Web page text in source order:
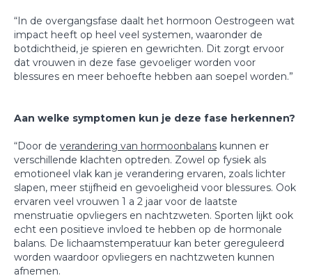
“In de overgangsfase daalt het hormoon Oestrogeen wat
impact heeft op heel veel systemen, waaronder de
botdichtheid, je spieren en gewrichten. Dit zorgt ervoor
dat vrouwen in deze fase gevoeliger worden voor
blessures en meer behoefte hebben aan soepel worden.”
Aan welke symptomen kun je deze fase herkennen?
“Door de verandering van hormoonbalans kunnen er
verschillende klachten optreden. Zowel op fysiek als
emotioneel vlak kan je verandering ervaren, zoals lichter
slapen, meer stijfheid en gevoeligheid voor blessures. Ook
ervaren veel vrouwen 1 a 2 jaar voor de laatste
menstruatie opvliegers en nachtzweten. Sporten lijkt ook
echt een positieve invloed te hebben op de hormonale
balans. De lichaamstemperatuur kan beter gereguleerd
worden waardoor opvliegers en nachtzweten kunnen
afnemen.